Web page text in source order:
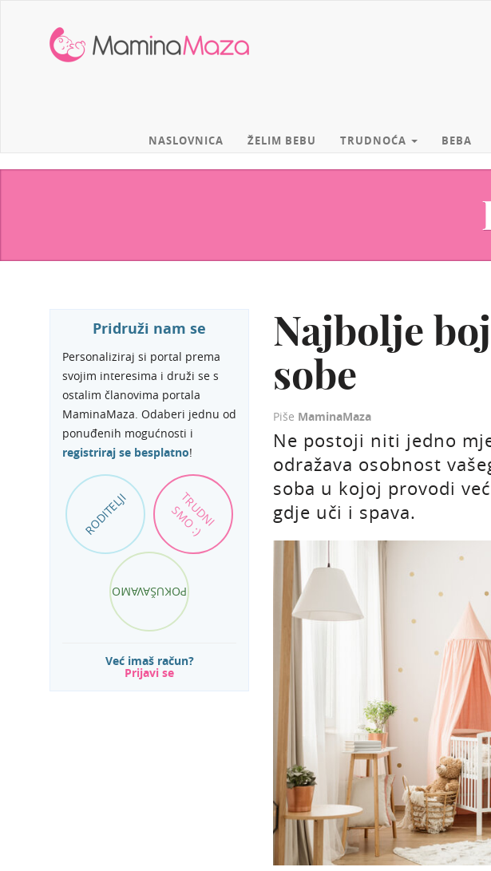
MaminaMaza
NASLOVNICA ŽELIM BEBU TRUDNOĆA BEBA
Pridruži nam se
Personaliziraj si portal prema
svojim interesima i druži se s
ostalim članovima portala
MaminaMaza. Odaberi jednu od
ponuđenih mogućnosti i
registriraj se besplatno!
RODITELJI TRUDNI
SMO :)
POKUŠAVAMO
Već imaš račun?
Prijavi se
Najbolje
sobe
Piše MaminaMaza
Ne postoji niti jedno
odražava osobnost
soba u kojoj provodi
gdje uči i spava.